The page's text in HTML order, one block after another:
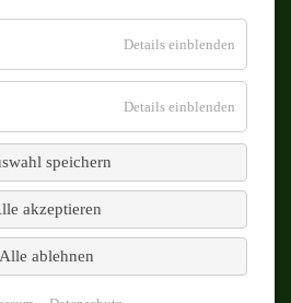
Details einblenden
Details einblenden
speichern
akzeptieren
Alle ablehnen